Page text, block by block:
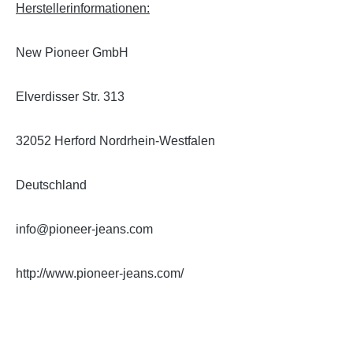
Herstellerinformationen:
New Pioneer GmbH
Elverdisser Str. 313
32052 Herford Nordrhein-Westfalen
Deutschland
info@pioneer-jeans.com
http://www.pioneer-jeans.com/